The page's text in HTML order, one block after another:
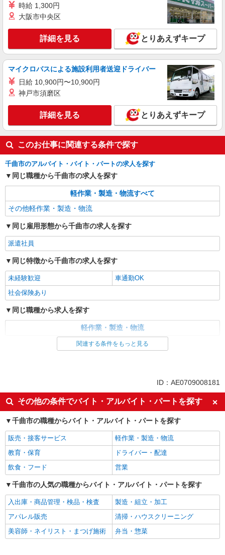
時給 1,300円
大阪市中央区
詳細を見る とりあえずキープ
マイクロバスによる施設利用者送迎ドライバー
日給 10,900円〜10,900円
神戸市須磨区
詳細を見る とりあえずキープ
このお仕事に関連する条件で探す
千曲市のアルバイト・バイト・パートの求人を探す
同じ職種から千曲市の求人を探す
軽作業・製造・物流すべて
その他軽作業・製造・物流
同じ雇用形態から千曲市の求人を探す
派遣社員
同じ特徴から千曲市の求人を探す
未経験歓迎
車通勤OK
社会保険あり
同じ職種から求人を探す
軽作業・製造・物流
同じ特徴から求人を探す関連する条件をもっと見る
ID：AE0709008181
その他の条件でバイト・アルバイト・パートを探す
千曲市の職種からバイト・アルバイト・パートを探す
販売・接客サービス
軽作業・製造・物流
教育・保育
ドライバー・配達
飲食・フード
営業
千曲市の人気の職種からバイト・アルバイト・パートを探す
入出庫・商品管理・検品・検査
製造・組立・加工
アパレル販売
清掃・ハウスクリーニング
美容師・ネイリスト・まつげ施術
弁当・惣菜